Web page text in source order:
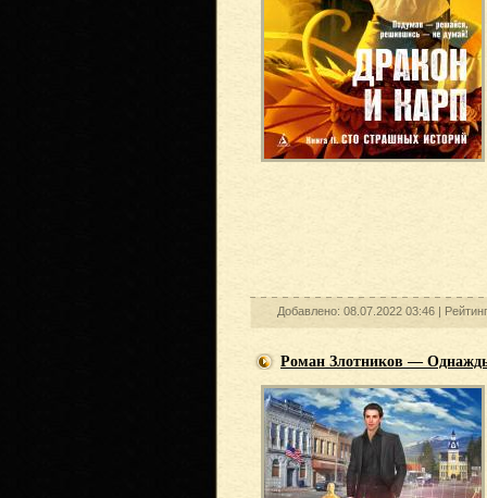
Добавлено: 08.07.2022 03:46 |
Роман Злотников —